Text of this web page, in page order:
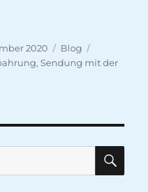
2020 Kategorien
Blog
,Sendung mit der